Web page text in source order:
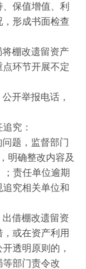
保值增值、利
形成书面检查
将棚改遗留资产
环节开展不定
公开举报电话 ，
究：
问题，监督部门
明确整改内容及
；责任单位逾期
究相关单位和
出借棚改遗留资
或在资产利用
透明原则的，
部门责令改